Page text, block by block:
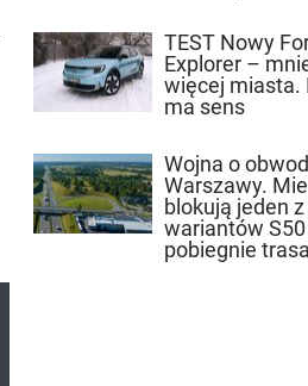
TEST Nowy
Explorer –
więcej miasta.
ma sens
Wojna o
Warszawy.
blokują jeden z
wariantów
pobiegnie